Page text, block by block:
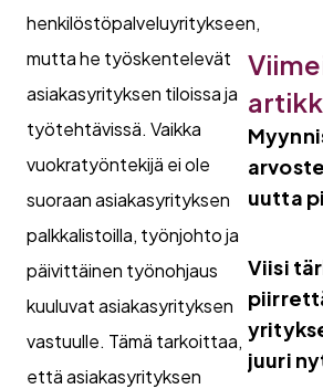
henkilöstöpalveluyritykseen,
mutta he työskentelevät
asiakasyrityksen tiloissa ja
työtehtävissä. Vaikka
vuokratyöntekijä ei ole
suoraan asiakasyrityksen
palkkalistoilla, työnjohto ja
päivittäinen työnohjaus
kuuluvat asiakasyrityksen
vastuulle. Tämä tarkoittaa,
että asiakasyrityksen
uutta
Viisi
juuri